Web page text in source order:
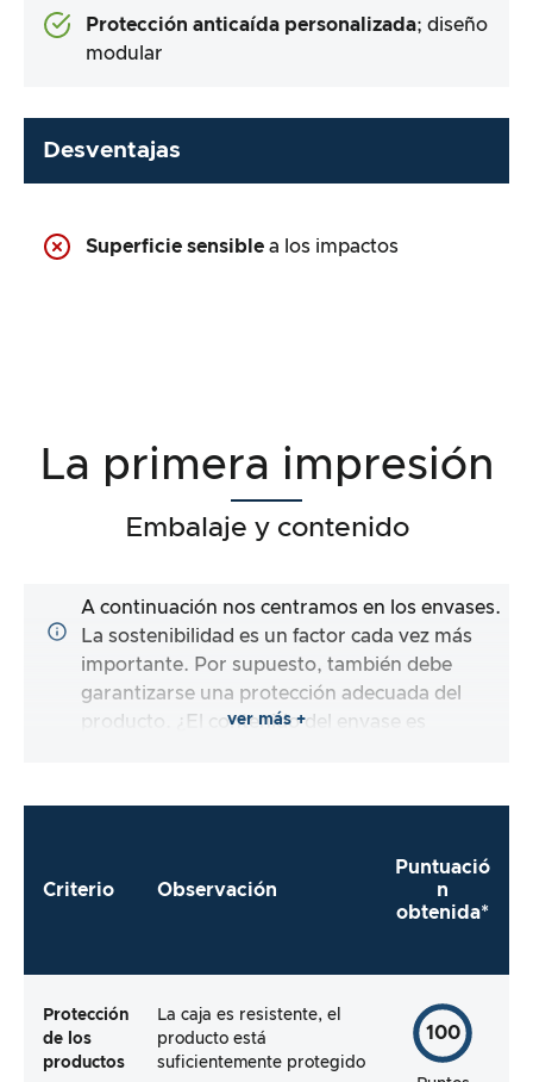
Protección anticaída personalizada; diseño
modular
Desventajas
Superficie sensible a los impactos
La primera impresión
Embalaje y contenido
A continuación nos centramos en los envases.
La sostenibilidad es un factor cada vez más
importante. Por supuesto, también debe
garantizarse una protección adecuada del
producto. ¿El contenido del envase es
ver más +
Criterio Observación
Puntuació
n
obtenida*
Protección
de los
productos
La caja es resistente, el
producto está
suficientemente protegido
100